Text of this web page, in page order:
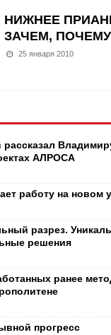
НИЖНЕЕ
ЗАЧЕМ,
25 января 2010
АЛРОСА
работу на новом
разрез.
решения
ранее
прогресс